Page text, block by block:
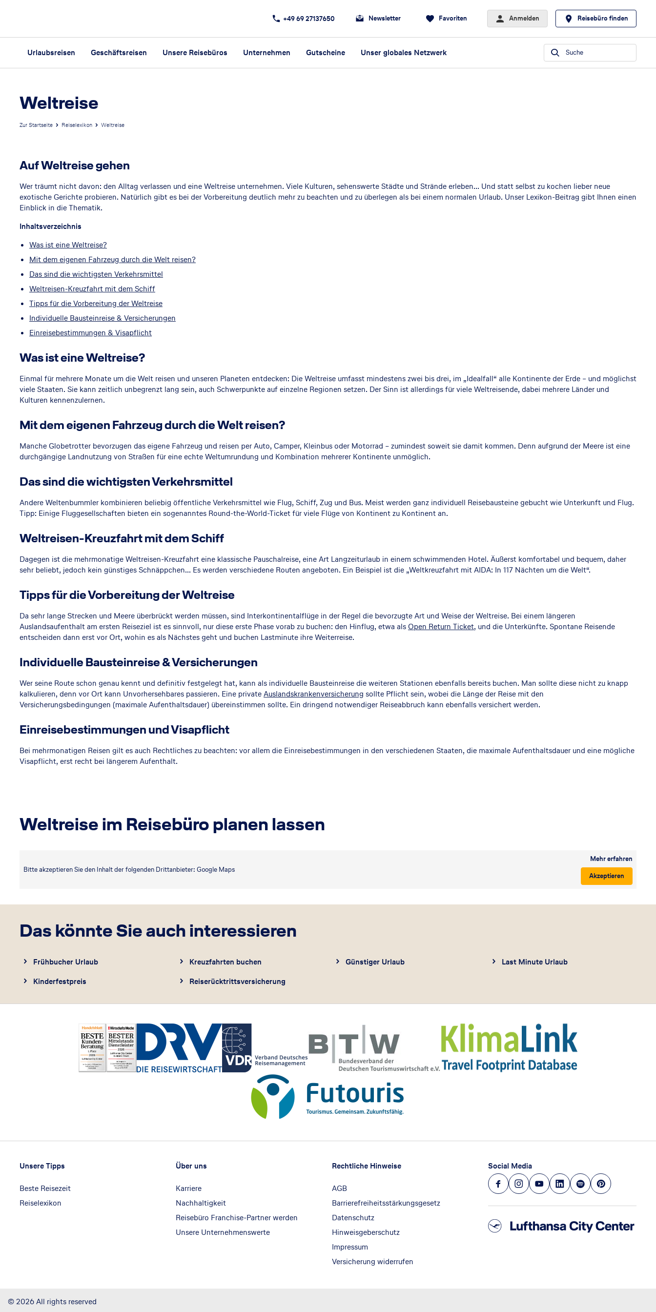
+49 69 27137650 Newsletter Favoriten Anmelden Reisebüro finden
Urlaubsreisen Geschäftsreisen Unsere Reisebüros Unternehmen Gutscheine Unser globales Netzwerk Suche
Weltreise
Zur Startseite Reiselexikon Weltreise
Auf Weltreise gehen
Wer träumt nicht davon: den Alltag verlassen und eine Weltreise unternehmen. Viele Kulturen, sehenswerte Städte und Strände erleben... Und statt selbst zu kochen lieber neue
exotische Gerichte probieren. Natürlich gibt es bei der Vorbereitung deutlich mehr zu beachten und zu überlegen als bei einem normalen Urlaub. Unser Lexikon-Beitrag gibt Ihnen einen
Einblick in die Thematik.
Inhaltsverzeichnis
Was ist eine Weltreise?
Mit dem eigenen Fahrzeug durch die Welt reisen?
Das sind die wichtigsten Verkehrsmittel
Weltreisen-Kreuzfahrt mit dem Schiff
Tipps für die Vorbereitung der Weltreise
Individuelle Bausteinreise & Versicherungen
Einreisebestimmungen & Visapflicht
Was ist eine Weltreise?
Einmal für mehrere Monate um die Welt reisen und unseren Planeten entdecken: Die Weltreise umfasst mindestens zwei bis drei, im „Idealfall“ alle Kontinente der Erde – und möglichst
viele Staaten. Sie kann zeitlich unbegrenzt lang sein, auch Schwerpunkte auf einzelne Regionen setzen. Der Sinn ist allerdings für viele Weltreisende, dabei mehrere Länder und
Kulturen kennenzulernen.
Mit dem eigenen Fahrzeug durch die Welt reisen?
Manche Globetrotter bevorzugen das eigene Fahrzeug und reisen per Auto, Camper, Kleinbus oder Motorrad – zumindest soweit sie damit kommen. Denn aufgrund der Meere ist eine
durchgängige Landnutzung von Straßen für eine echte Weltumrundung und Kombination mehrerer Kontinente unmöglich.
Das sind die wichtigsten Verkehrsmittel
Andere Weltenbummler kombinieren beliebig öffentliche Verkehrsmittel wie Flug, Schiff, Zug und Bus. Meist werden ganz individuell Reisebausteine gebucht wie Unterkunft und Flug.
Tipp: Einige Fluggesellschaften bieten ein sogenanntes Round-the-World-Ticket für viele Flüge von Kontinent zu Kontinent an.
Weltreisen-Kreuzfahrt mit dem Schiff
Dagegen ist die mehrmonatige Weltreisen-Kreuzfahrt eine klassische Pauschalreise, eine Art Langzeiturlaub in einem schwimmenden Hotel. Äußerst komfortabel und bequem, daher
sehr beliebt, jedoch kein günstiges Schnäppchen... Es werden verschiedene Routen angeboten. Ein Beispiel ist die „Weltkreuzfahrt mit AIDA: In 117 Nächten um die Welt“.
Tipps für die Vorbereitung der Weltreise
Da sehr lange Strecken und Meere überbrückt werden müssen, sind Interkontinentalflüge in der Regel die bevorzugte Art und Weise der Weltreise. Bei einem längeren
Auslandsaufenthalt am ersten Reiseziel ist es sinnvoll, nur diese erste Phase vorab zu buchen: den Hinflug, etwa alsOpen Return Ticket, und die Unterkünfte. Spontane Reisende
entscheiden dann erst vor Ort, wohin es als Nächstes geht und buchen Lastminute ihre Weiterreise.
Individuelle Bausteinreise & Versicherungen
Wer seine Route schon genau kennt und definitiv festgelegt hat, kann als individuelle Bausteinreise die weiteren Stationen ebenfalls bereits buchen. Man sollte diese nicht zu knapp
kalkulieren, denn vor Ort kann Unvorhersehbares passieren. Eine privateAuslandskrankenversicherung sollte Pflicht sein, wobei die Länge der Reise mit den
Versicherungsbedingungen (maximale Aufenthaltsdauer) übereinstimmen sollte. Ein dringend notwendiger Reiseabbruch kann ebenfalls versichert werden.
Einreisebestimmungen und Visapflicht
Bei mehrmonatigen Reisen gilt es auch Rechtliches zu beachten: vor allem die Einreisebestimmungen in den verschiedenen Staaten, die maximale Aufenthaltsdauer und eine mögliche
Visapflicht, erst recht bei längerem Aufenthalt.
Weltreise im Reisebüro planen lassen
Bitte akzeptieren Sie den Inhalt der folgenden Drittanbieter: Google Maps
Mehr erfahren
Akzeptieren
Das könnte Sie auch interessieren
Frühbucher Urlaub Kreuzfahrten buchen Günstiger Urlaub
Last Minute Urlaub
Kinderfestpreis
Reiserücktrittsversicherung
Footer navigation
Unsere Tipps
Beste Reisezeit
Reiselexikon
Über uns
Karriere
Nachhaltigkeit
Reisebüro Franchise-Partner werden
Unsere Unternehmenswerte
Rechtliche Hinweise
AGB
Barrierefreiheitsstärkungsgesetz
Datenschutz
Hinweisgeberschutz
Impressum
Versicherung widerrufen
Social Media
©2026All rights reserved